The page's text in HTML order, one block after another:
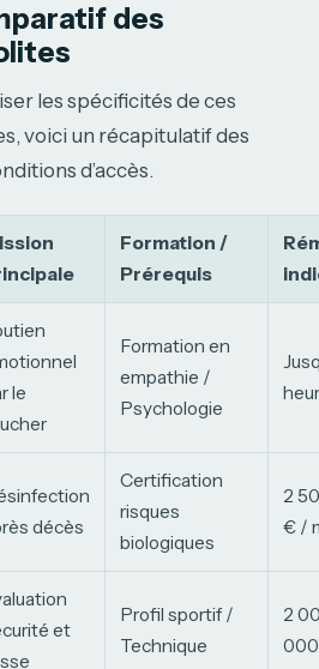
des
les spécificités de ces
voici un récapitulatif des
d’accès.
Formation /
Prérequis
le
Formation en
empathie /
Psychologie
décès
Certification
risques
biologiques
2
€ /
et
Profil sportif /
Technique
2